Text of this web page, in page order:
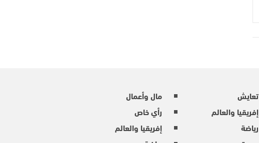
تعايش
إفريقيا والعالم
رياضة
مال وأعمال
رأي خاص
إفريقيا والعالم